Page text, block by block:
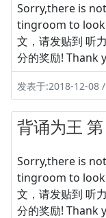
Sorry,there is
tingroom to look
文，请发贴到 听
分的奖励! Thank
发表于:2018-12-08
背诵为王
Sorry,there is
tingroom to look
文，请发贴到 听
分的奖励! Thank